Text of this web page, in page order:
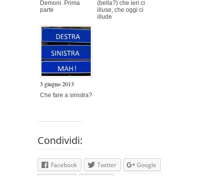
Demoni. Prima
parte
(bella?) che ieri ci
illuse, che oggi ci
illude
3 giugno 2013
Che fare a sinistra?
Condividi:
Facebook Twitter
Google